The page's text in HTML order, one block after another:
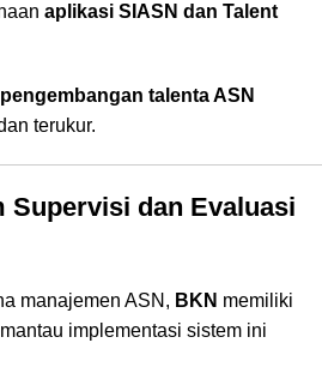
aplikasi SIASN dan Talent
talenta ASN
terukur.
Supervisi dan Evaluasi
manajemen ASN, BKN memiliki
implementasi sistem ini